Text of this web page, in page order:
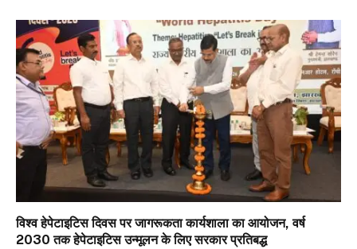
विश्व हेपेटाइटिस दिवस पर जागरूकता कार्यशाला का आयोजन, वर्ष
2030 तक हेपेटाइटिस उन्मूलन के लिए सरकार प्रतिबद्ध